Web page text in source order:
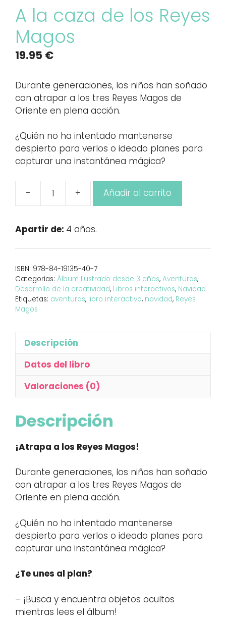
A la caza de los Reyes
Magos
19.95 €
Durante generaciones, los niños han soñado
con atrapar a los tres Reyes Magos de
Oriente en plena acción.
¿Quién no ha intentado mantenerse
despierto para verlos o ideado planes para
capturar una instantánea mágica?
-
de
los
Magos
cantidad
+ Añadir al carrito
Apartir de: 4 años.
ISBN: 978-84-19135-40-7
Categorías: Álbum Ilustrado desde 3 años, Aventuras,
Desarrollo de la creatividad, Libros interactivos, Navidad
Etiquetas: aventuras, libro interactivo, navidad, Reyes
Magos
Descripción
Datos del libro
Valoraciones (0)
Descripción
¡Atrapa a los Reyes Magos!
Durante generaciones, los niños han soñado
con atrapar a los tres Reyes Magos de
Oriente en plena acción.
¿Quién no ha intentado mantenerse
despierto para verlos o ideado planes para
capturar una instantánea mágica?
¿Te unes al plan?
– ¡Busca y encuentra objetos ocultos
mientras lees el álbum!